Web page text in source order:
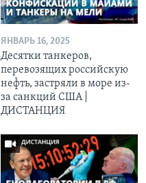
ЯНВАРЬ 16, 2025
Десятки танкеров,
перевозящих российскую
нефть, застряли в море из-
за санкций США |
ДИСТАНЦИЯ